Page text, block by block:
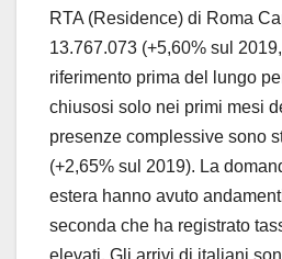
RTA (Residence) di Roma
13.767.073 (+5,60% sul
riferimento prima del lungo
chiusosi solo nei primi mesi
presenze complessive sono
(+2,65% sul 2019). La
estera hanno avuto
seconda che ha registrato